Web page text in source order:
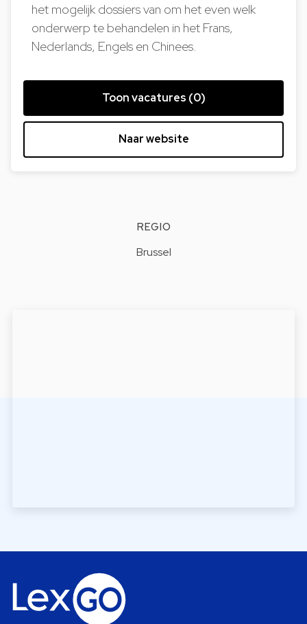
het mogelijk dossiers van om het even welk
onderwerp te behandelen in het Frans,
Nederlands, Engels en Chinees.
Toon vacatures (0)
Naar website
REGIO
Brussel